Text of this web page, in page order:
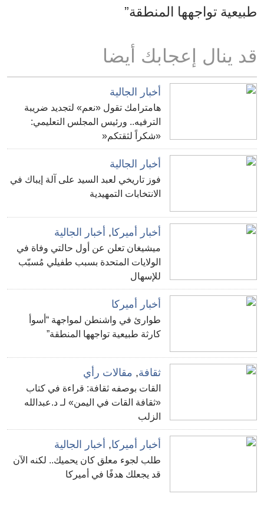
طبيعية تواجهها المنطقة”
قد ينال إعجابك أيضا
أخبار الجالية
هامترامك تقول «نعم» لتجديد ضريبة
الترفيه.. ورئيس المجلس التعليمي:
«شكراً لثقتكم«
أخبار الجالية
فوز تاريخي لعبد السيد على آلة إيباك في
الانتخابات التمهيدية
أخبار أميركا, أخبار الجالية
ميشيغان تعلن عن أول حالتي وفاة في
الولايات المتحدة بسبب طفيلي مُسبّب
للإسهال
أخبار أميركا
طوارئ في واشنطن لمواجهة “أسوأ
كارثة طبيعية تواجهها المنطقة”
ثقافة, مقالات رأي
القات بوصفه ثقافة: قراءة في كتاب
«ثقافة القات في اليمن» لـ د.عبدالله
الزلب
أخبار أميركا, أخبار الجالية
طلب لجوء معلق كان يحميك.. لكنه الآن
قد يجعلك هدفًا في أميركا